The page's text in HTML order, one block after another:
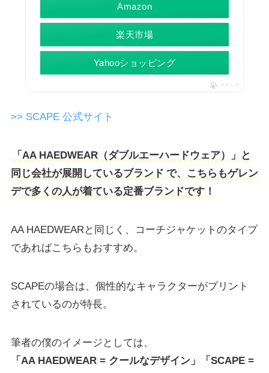
Amazon
楽天市場
Yahooショッピング
ポチップ
>> SCAPE 公式サイト
「AA HAEDWEAR（ダブルエーハードウェア）」と
同じ会社が展開しているブランド で、こちらもゲレン
デで多くの人が着ている定番ブランドです！
AA HAEDWEARと同じく、コーチジャケットのタイプ
であればこちらもおすすめ。
SCAPEの場合は、個性的なキャラクターがプリント
されているのが特長。
筆者の僕のイメージとしては、
「AA HAEDWEAR = クールなデザイン」「SCAPE =